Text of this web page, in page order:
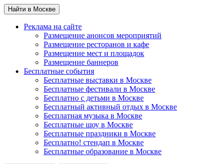
Найти в Москве
Реклама на сайте
Размещение анонсов мероприятий
Размещение ресторанов и кафе
Размещение мест и площадок
Размещение баннеров
Бесплатные события
Бесплатные выставки в Москве
Бесплатные фестивали в Москве
Бесплатно с детьми в Москве
Бесплатный активный отдых в Москве
Бесплатная музыка в Москве
Бесплатные шоу в Москве
Бесплатные праздники в Москве
Бесплатно! стендап в Москве
Бесплатные образование в Москве